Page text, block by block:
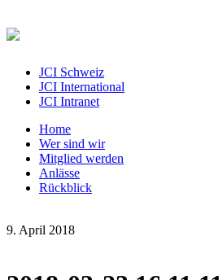
JCI Schweiz
JCI International
JCI Intranet
Home
Wer sind wir
Mitglied werden
Anlässe
Rückblick
9. April 2018